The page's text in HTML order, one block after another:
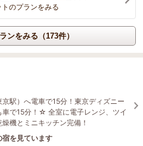
のプランをみる
ンをみる（173件）
京駅）へ電車で15分！東京ディズニー
車で15分！☆ 全室に電子レンジ、ツイ
機とミニキッチン完備！
を見ています
約されました